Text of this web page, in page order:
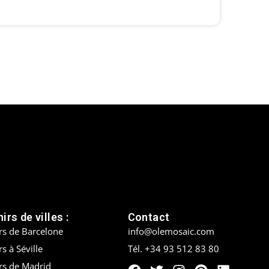
de villes :
de Barcelone
à Séville
de Madrid
Contact
info@olemosaic.com
Tél. +34 93 512 83 80